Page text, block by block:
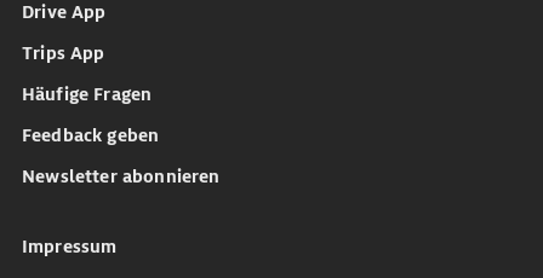
Drive App
Trips App
Häufige Fragen
Feedback geben
Newsletter abonnieren
Impressum